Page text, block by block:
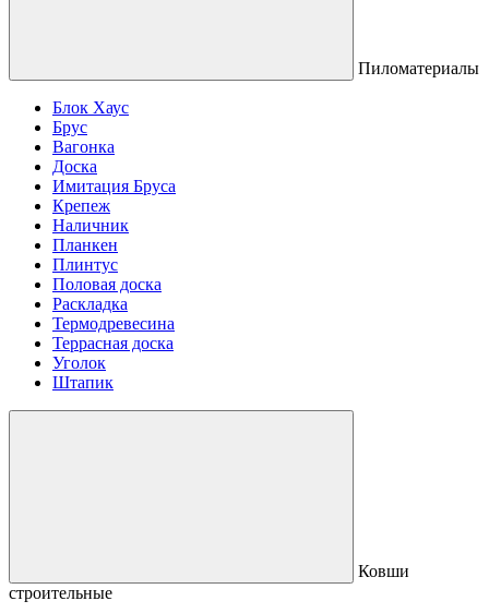
Пиломатериалы
Блок Хаус
Брус
Вагонка
Доска
Имитация Бруса
Крепеж
Наличник
Планкен
Плинтус
Половая доска
Раскладка
Термодревесина
Террасная доска
Уголок
Штапик
Ковши
строительные